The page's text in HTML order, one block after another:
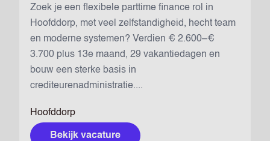
Hoofddorp
Zoek je een flexibele parttime finance rol in
Hoofddorp, met veel zelfstandigheid, hecht team
en moderne systemen? Verdien € 2.600–€
3.700 plus 13e maand, 29 vakantiedagen en
bouw een sterke basis in
crediteurenadministratie....
Bekijk vacature